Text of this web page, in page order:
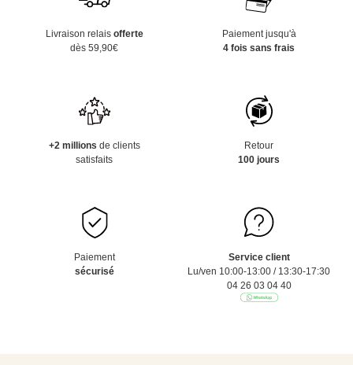
Livraison relais offerte
dès 59,90€
Paiement jusqu'à
4 fois sans frais
+2 millions de clients
satisfaits
Retour
100 jours
Paiement
sécurisé
Service client
Lu/ven 10:00-13:00 / 13:30-17:30
04 26 03 04 40